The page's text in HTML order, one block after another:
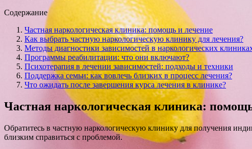
Содержание
Частная наркологическая клиника: помощь и лечение
Как выбрать частную наркологическую клинику для лечения?
Методы диагностики зависимостей в наркологических
Программы реабилитации: что они включают?
Психотерапия в лечении зависимостей: подходы и техники
Поддержка семьи: как вовлечь близких в процесс лечения?
Что ожидать после завершения курса лечения в клинике?
Частная наркологическая клиника:
Обратитесь в частную наркологическую клинику для получения
близким справиться с проблемой.